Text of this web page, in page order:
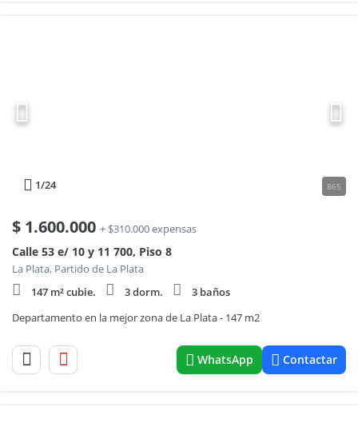
1/24 865
$ 1.600.000 + $310.000 expensas
Calle 53 e/ 10 y 11 700, Piso 8
La Plata, Partido de La Plata
147 m² cubie.
3 dorm.
3 baños
Departamento en la mejor zona de La Plata - 147 m2
WhatsApp Contactar